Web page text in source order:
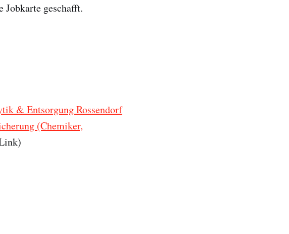
Jobkarte geschafft.
& Entsorgung Rossendorf
(Chemiker,